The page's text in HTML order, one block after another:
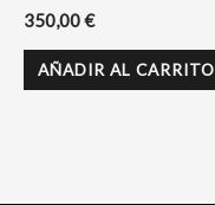
350,00€
AÑADIR AL CARRITO